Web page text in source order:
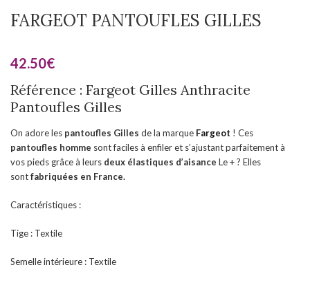
FARGEOT PANTOUFLES GILLES
42.50€
Référence : Fargeot Gilles Anthracite
Pantoufles Gilles
On adore les pantoufles Gilles de la marque Fargeot ! Ces
pantoufles homme sont faciles à enfiler et s’ajustant parfaitement à
vos pieds grâce à leurs deux élastiques d’aisance Le + ? Elles
sontfabriquées en France.
Caractéristiques :
Tige : Textile
Semelle intérieure : Textile